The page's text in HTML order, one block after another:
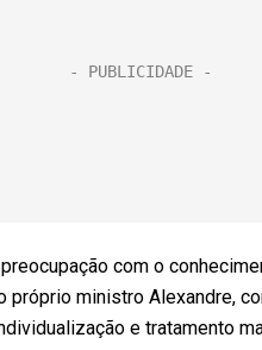
com o
próprio ministro Alexandre,
e tratamento